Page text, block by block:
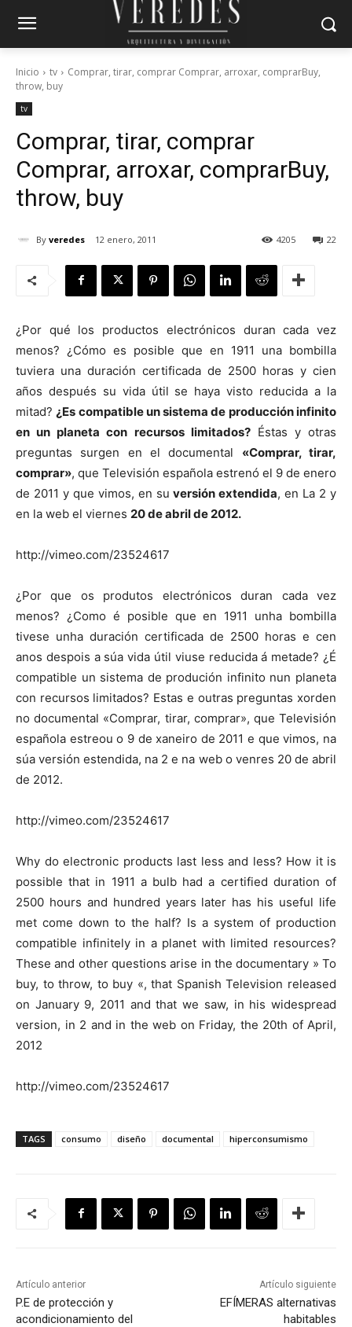
Inicio tv
Comprar, tirar, comprar Comprar, arroxar, comprarBuy,
throw, buy
tv
Comprar, tirar, comprar
Comprar, arroxar, comprarBuy,
throw, buy
By veredes 12 enero, 2011 22
4205
¿Por qué los productos electrónicos duran cada vez
menos? ¿Cómo es posible que en 1911 una bombilla
tuviera una duración certificada de 2500 horas y cien
años después su vida útil se haya visto reducida a la
mitad? ¿Es compatible un sistema de producción infinito
en un planeta con recursos limitados?Éstas y otras
preguntas surgen en el documental «Comprar, tirar,
comprar», que Televisión española estrenó el 9 de enero
de 2011 y que vimos, en suversión extendida, en La 2 y
en la web el viernes 20 de abril de 2012.
http://vimeo.com/23524617
¿Por que os produtos electrónicos duran cada vez
menos? ¿Como é posible que en 1911 unha bombilla
tivese unha duración certificada de 2500 horas e cen
anos despois a súa vida útil viuse reducida á metade? ¿É
compatible un sistema de produción infinito nun planeta
con recursos limitados? Estas e outras preguntas xorden
no documental «Comprar, tirar, comprar», que Televisión
española estreou o 9 de xaneiro de 2011 e que vimos, na
súa versión estendida, na 2 e na web o venres 20 de abril
de 2012.
http://vimeo.com/23524617
Why do electronic products last less and less? How it is
possible that in 1911 a bulb had a certified duration of
2500 hours and hundred years later has his useful life
met come down to the half? Is a system of production
compatible infinitely in a planet with limited resources?
These and other questions arise in the documentary » To
buy, to throw, to buy «, that Spanish Television released
on January 9, 2011 and that we saw, in his widespread
version, in 2 and in the web on Friday, the 20th of April,
2012
http://vimeo.com/23524617
TAGS consumo diseño documental hiperconsumismo
Artículo anterior
P.E de protección y
acondicionamiento del
Artículo siguiente
EFÍMERAS alternativas
habitables